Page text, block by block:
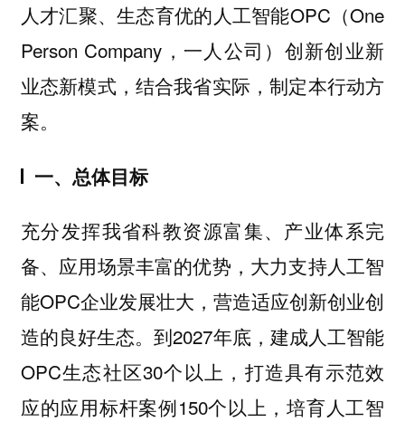
人才汇聚、生态育优的人工智能OPC（One
Person Company，一人公司）创新创业新
业态新模式，结合我省实际，制定本行动方
案。
一、总体目标
充分发挥我省科教资源富集、产业体系完
备、应用场景丰富的优势，大力支持人工智
能OPC企业发展壮大，营造适应创新创业创
造的良好生态。到2027年底，建成人工智能
OPC生态社区30个以上，打造具有示范效
应的应用标杆案例150个以上，培育人工智